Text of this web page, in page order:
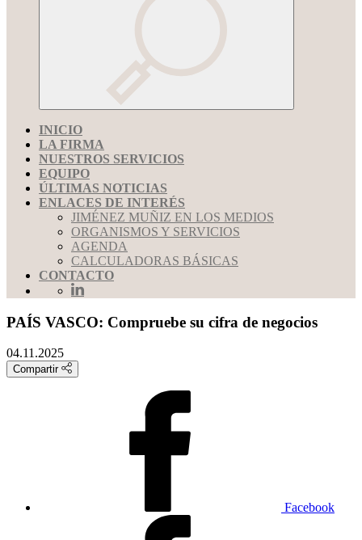
INICIO
LA FIRMA
NUESTROS SERVICIOS
EQUIPO
ÚLTIMAS NOTICIAS
ENLACES DE INTERÉS
JIMÉNEZ MUÑIZ EN LOS MEDIOS
ORGANISMOS Y SERVICIOS
AGENDA
CALCULADORAS BÁSICAS
CONTACTO
PAÍS VASCO: Compruebe su cifra de negocios
04.11.2025
Compartir
Facebook